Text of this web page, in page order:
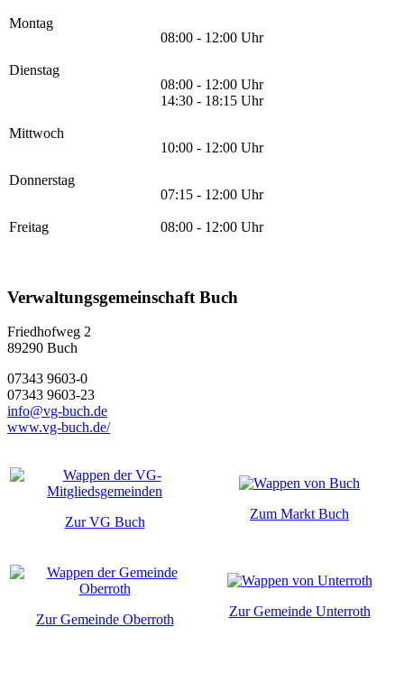
Montag
08:00 - 12:00 Uhr
Dienstag
08:00 - 12:00 Uhr
14:30 - 18:15 Uhr
Mittwoch
10:00 - 12:00 Uhr
Donnerstag
07:15 - 12:00 Uhr
Freitag 08:00 - 12:00 Uhr
Verwaltungsgemeinschaft Buch
Friedhofweg 2
89290 Buch
07343 9603-0
07343 9603-23
info@vg-buch.de
www.vg-buch.de/
Zur VG Buch
Zum Markt Buch
Zur Gemeinde Oberroth
Zur Gemeinde Unterroth